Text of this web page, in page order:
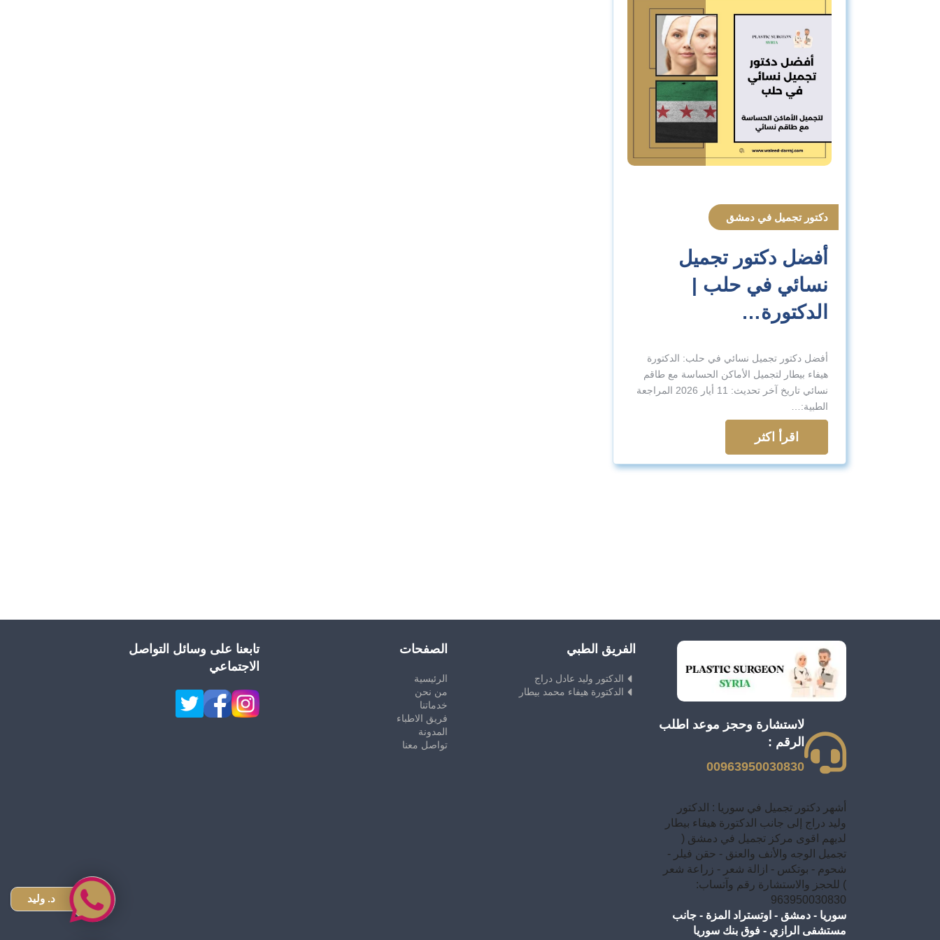
دكتور تجميل في دمشق
أفضل دكتور تجميل
نسائي في حلب |
الدكتورة…
أفضل دكتور تجميل نسائي في حلب: الدكتورة
هيفاء بيطار لتجميل الأماكن الحساسة مع طاقم
نسائي تاريخ آخر تحديث: 11 أيار 2026 المراجعة
الطبية:…
اقرأ اكثر
لاستشارة وحجز موعد اطلب
الرقم :
00963950030830
أشهر دكتور تجميل في سوريا : الدكتور
وليد دراج إلى جانب الدكتورة هيفاء بيطار
لديهم اقوى مركز تجميل في دمشق (
تجميل الوجه والأنف والعنق - حقن فيلر -
شحوم - بوتكس - ازالة شعر - زراعة شعر
) للحجز والاستشارة رقم وآتساب:
963950030830
سوريا - دمشق - اوتستراد المزة - جانب
مستشفى الرازي - فوق بنك سوريا
الفريق الطبي
الدكتور وليد عادل دراج
الدكتورة هيفاء محمد بيطار
الصفحات
الرئيسية
من نحن
خدماتنا
فريق الاطباء
المدونة
تواصل معنا
تابعنا على وسائل التواصل
الاجتماعي
د. وليد